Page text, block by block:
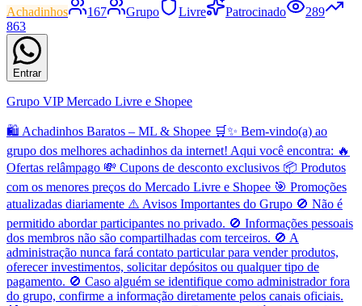
Achadinhos 167 Grupo Livre Patrocinado
289
863
Entrar
Grupo VIP Mercado Livre e Shopee
🛍️ Achadinhos Baratos – ML & Shopee 🛒✨ Bem-vindo(a) ao
grupo dos melhores achadinhos da internet! Aqui você encontra: 🔥
Ofertas relâmpago 💸 Cupons de desconto exclusivos 📦 Produtos
com os menores preços do Mercado Livre e Shopee 🎯 Promoções
atualizadas diariamente ⚠️ Avisos Importantes do Grupo 🚫 Não é
permitido abordar participantes no privado. 🚫 Informações pessoais
dos membros não são compartilhadas com terceiros. 🚫 A
administração nunca fará contato particular para vender produtos,
oferecer investimentos, solicitar depósitos ou qualquer tipo de
pagamento. 🚫 Caso alguém se identifique como administrador fora
do grupo, confirme a informação diretamente pelos canais oficiais.